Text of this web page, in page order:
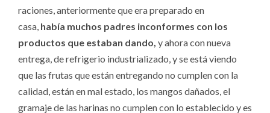
raciones, anteriormente que era preparado en
casa, había muchos padres inconformes con los
productos que estaban dando, y ahora con nueva
entrega, de refrigerio industrializado, y se está viendo
que las frutas que están entregando no cumplen con la
calidad, están en mal estado, los mangos dañados, el
gramaje de las harinas no cumplen con lo establecido y es